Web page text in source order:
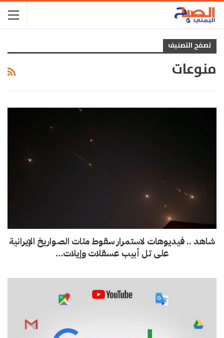
تصفح التصنيف
منوعات
شاهد .. فيديوهات لاستمرار سقوط مئات الصواريخ الإيرانية
على تل أبيب عسقلات وإيلات…